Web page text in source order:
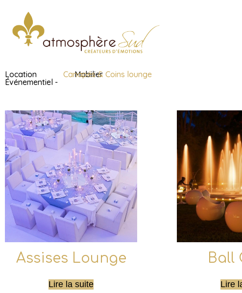
Location
Événementiel -
Mobilier
Canapés & Coins lounge
Assises Lounge
Lire la suite
Ball
Lire